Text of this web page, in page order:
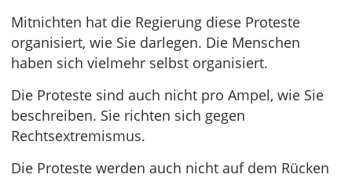
Mitnichten hat die Regierung diese Proteste
organisiert, wie Sie darlegen. Die Menschen
haben sich vielmehr selbst organisiert.
Die Proteste sind auch nicht pro Ampel, wie Sie
beschreiben. Sie richten sich gegen
Rechtsextremismus.
Die Proteste werden auch nicht auf dem Rücken